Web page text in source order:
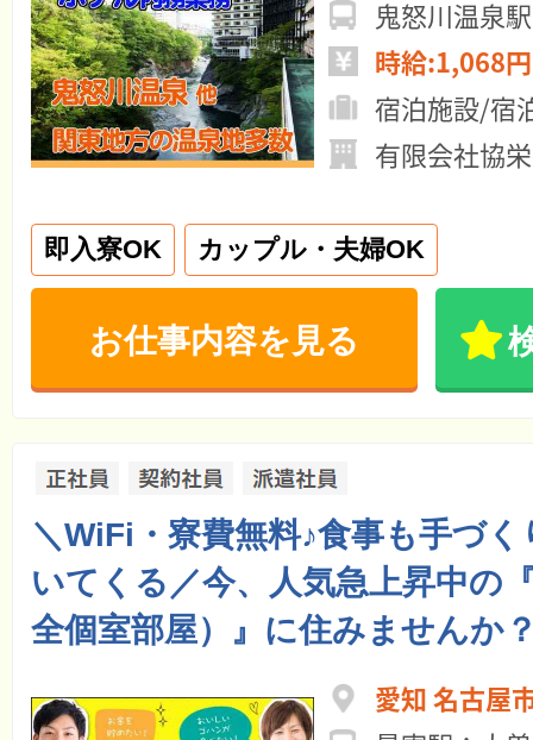
鬼怒川温泉駅
時給:1,068
宿泊施設/宿
有限会社協
即入寮OK カップル・夫婦OK
お仕事内容を見る
＼WiFi・寮費無料♪食事も手づ
いてくる／今、人気急上昇中の
全個室部屋）』に住みませんか
愛知 名古屋